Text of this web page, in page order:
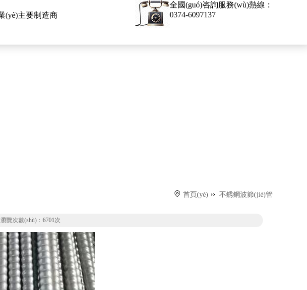
(yè)主要制造商
全國(guó)咨詢服務(wù)熱線：
0374-6097137
 首頁(yè) ›› 不銹鋼波節(jié)管
覽次數(shù)：6701次